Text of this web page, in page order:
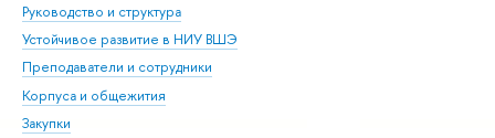
Руководство и структура
Устойчивое развитие в НИУ ВШЭ
Преподаватели и сотрудники
Корпуса и общежития
Закупки